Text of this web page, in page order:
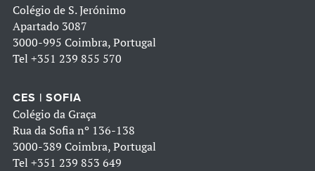
Colégio de S. Jerónimo
Apartado 3087
3000-995 Coimbra, Portugal
Tel +351 239 855 570
CES | SOFIA
Colégio da Graça
Rua da Sofia nº 136-138
3000-389 Coimbra, Portugal
Tel +351 239 853 649